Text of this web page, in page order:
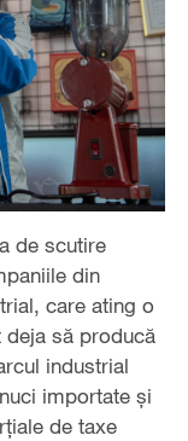
de scutire
din
care ating o
deja să producă
industrial
importate și
de taxe